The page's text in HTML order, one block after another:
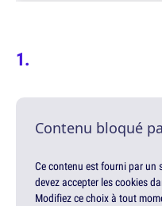
Contenu bloqué
Ce contenu est fourni par un
devez accepter les cookies
Modifiez ce choix à tout